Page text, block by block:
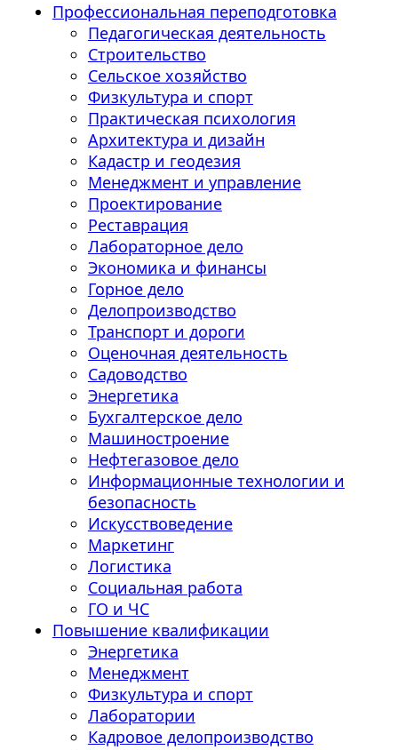
Профессиональная переподготовка
Педагогическая деятельность
Строительство
Сельское хозяйство
Физкультура и спорт
Практическая психология
Архитектура и дизайн
Кадастр и геодезия
Менеджмент и управление
Проектирование
Реставрация
Лабораторное дело
Экономика и финансы
Горное дело
Делопроизводство
Транспорт и дороги
Оценочная деятельность
Садоводство
Энергетика
Бухгалтерское дело
Машиностроение
Нефтегазовое дело
Информационные технологии и
безопасность
Искусствоведение
Маркетинг
Логистика
Социальная работа
ГО и ЧС
Повышение квалификации
Энергетика
Менеджмент
Физкультура и спорт
Лаборатории
Кадровое делопроизводство